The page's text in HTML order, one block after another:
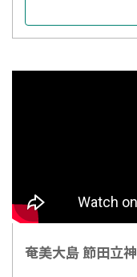
奄美大島 節田立神